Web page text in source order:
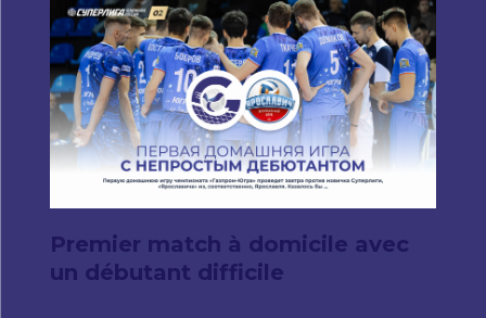
Premier match à domicile avec
un débutant difficile